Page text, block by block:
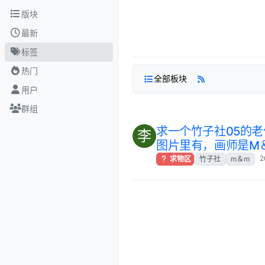
跳转至内容
版块
最新
标签
热门
用户
群组
全部板块
李 求一个竹子社05的
图片里有，画师是M
求物区 竹子社 m＆m